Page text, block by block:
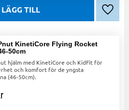
Lägg
KinetiCore Flying Rocket
50cm
hjälm med KinetiCore och KidFit för
och komfort för de yngsta
(46-50cm).